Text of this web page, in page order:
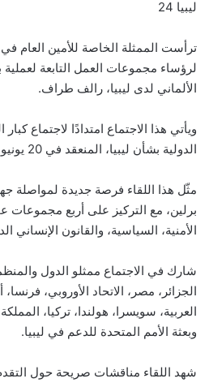
ليبيا 24
ترأست الممثلة الخاصة للأمين العام في
لرؤساء مجموعات العمل التابعة لعملية
الألماني لدى ليبيا، رالف طراف.
ويأتي هذا الاجتماع امتدادًا لاجتماع
الدولية بشأن ليبيا، المنعقد في 20 يونيو 2025
مثّل هذا اللقاء فرصة جديدة لمواصلة
برلين، مع التركيز على أربع مجموعات
الأمنية، السياسية، والقانون الإنساني
شارك في الاجتماع ممثلو الدول
الجزائر، مصر، الاتحاد الأوروبي، فرنسا،
العربية، سويسرا، هولندا، تركيا،
وبعثة الأمم المتحدة للدعم في ليبيا.
شهد اللقاء مناقشات صريحة حول